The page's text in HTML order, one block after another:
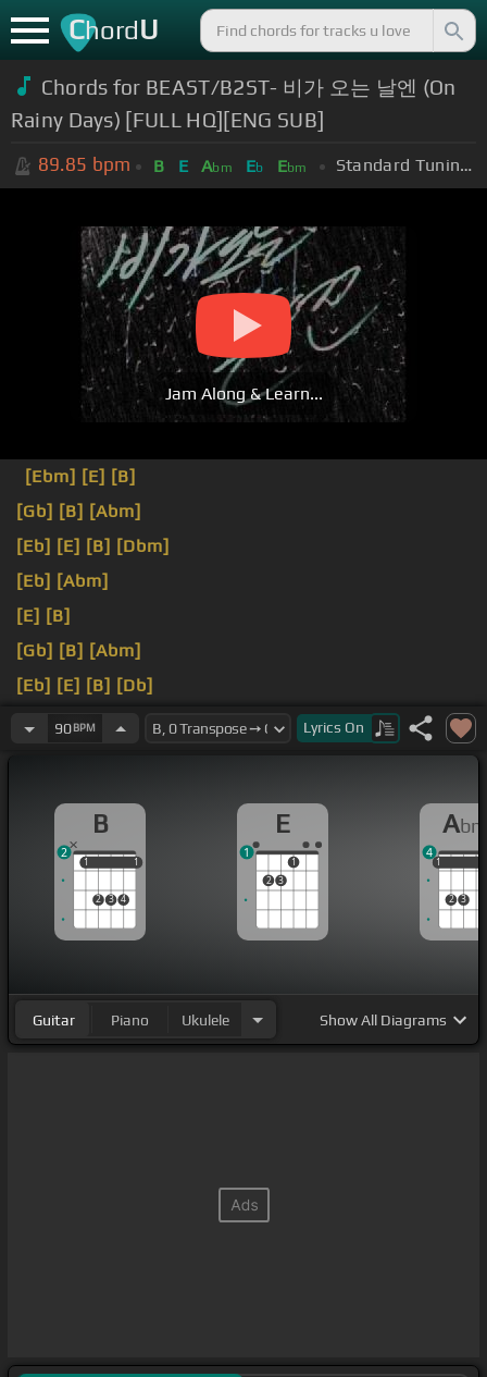
ChordU
Chords for BEAST/B2ST- 비가 오는 날엔 (On
Rainy Days) [FULL HQ][ENG SUB]
89.85 bpm B E Abm Eb Ebm Standard Tuning (EADGBE)
Jam Along & Learn...
[Ebm] [E] [B]
[Gb] [B] [Abm]
[Eb] [E] [B] [Dbm]
[Eb] [Abm]
[E] [B]
[Gb] [B] [Abm]
[Eb] [E] [B] [Db]
너의 생각 [Abm]
90BPM Lyrics On
B
1
2 3 4
1
1 1
2
E
2 3
1
1
Abm
1
2 3
1
4
Guitar Piano Ukulele ShowAll Diagrams